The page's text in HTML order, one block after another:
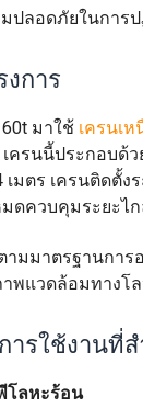
ปลอดภัยในการ
การ
มาใช้ เครนเ
ครนนี้ประกอบด้
เมตร เครนติดตั้
ดควบคุมระยะไ
มมาตรฐานการ
าพแวดล้อมทาง
ารใช้งานที่
โลหะร้อน